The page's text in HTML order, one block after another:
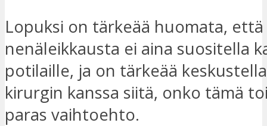
Lopuksi on tärkeää huomata,
nenäleikkausta ei aina suositella
potilaille, ja on tärkeää
kirurgin kanssa siitä, onko tämä
paras vaihtoehto.